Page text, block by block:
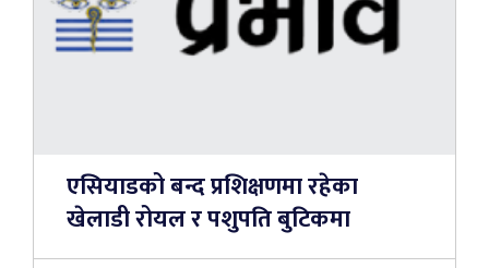
एसियाडको बन्द प्रशिक्षणमा रहेका
खेलाडी रोयल र पशुपति बुटिकमा